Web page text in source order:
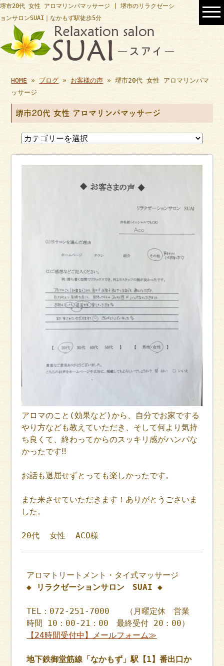
堺市20代 女性 アロマリンパマッサージ | 堺市のリラクゼーシ
ョンサロンSUAI｜なかもず駅徒歩5分
HOME » ブログ » お客様の声 » 堺市20代 女性 アロマリンパマ
ッサージ
堺市20代 女性 アロマリンパマッサージ
アロマのこと(効果など)から、自分でお家でする
やり方なども教えていただき、そして何より気持
ち良くて、終わってからのスッキリ感がハンパな
かったです‼︎
お話も退屈せずとっても楽しかったです。
また来させていただきます！ありがとうごさいま
した。
20代 女性 ACO様
アロマトリートメント・タイ式マッサージ
◆ リラクゼーションサロン SUAI ◆
TEL：072-251-7000 （月曜定休 営業
時間 10：00-21：00 最終受付 20：00）
【24時間受付中】メールフォーム≫
地下鉄御堂筋線「なかもず」駅【1】番出口か